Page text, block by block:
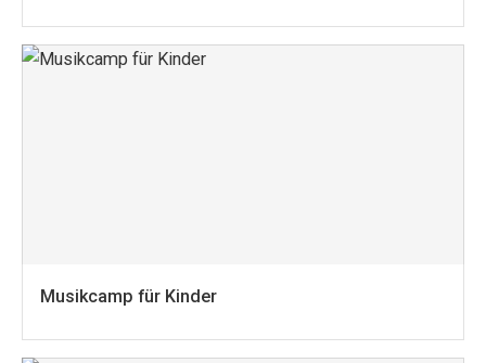
Musikcamp für Kinder